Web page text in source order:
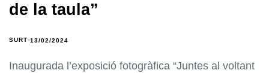
de la taula”
SURT 13/02/2024
Inaugurada l’exposició fotogràfica “Juntes al voltant